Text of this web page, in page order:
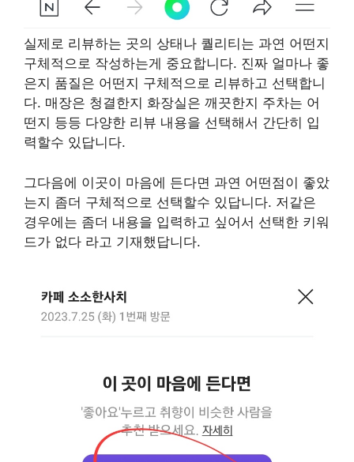
실제로 리뷰하는 곳의 상태나 퀄리티는 과연 어떤지
구체적으로 작성하는게 중요합니다. 진짜 얼마나 좋
은지 품질은 어떤지 구체적으로 리뷰하고 선택합니
다. 매장은 청결한지 화장실은 깨끗한지 주차는 어
떤지 등등 다양한 리뷰 내용을 선택해서 간단히 입
력할수 있답니다.
그다음에 이곳이 마음에 든다면 과연 어떤점이 좋았
는지 좀더 구체적으로 선택할수 있답니다. 저같은
경우에는 좀더 내용을 입력하고 싶어서 선택한 키워
드가 없다 라고 기재했답니다.